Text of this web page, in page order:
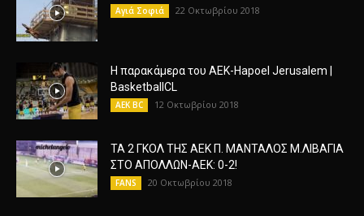
Αγιά Σοφιά 22 Οκτωβρίου 2018
Η παρακάμερα του ΑΕΚ-Hapoel Jerusalem |
BasketballCL
AEK BC 12 Οκτωβρίου 2018
ΤΑ 2 ΓΚΟΛ ΤΗΣ ΑΕΚ Π. ΜΑΝΤΑΛΟΣ Μ.ΛΙΒΑΓΙΑ
ΣΤΟ ΑΠΟΛΛΩΝ-ΑΕΚ: 0-2!
FANS 20 Οκτωβρίου 2018